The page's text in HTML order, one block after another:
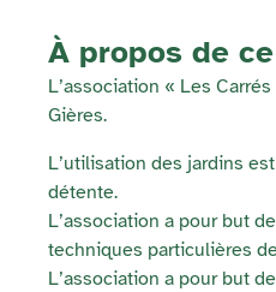
À propos de
L’association « Les
Gières.
L’utilisation des jardins
détente.
L’association a pour but
techniques particulières
L’association a pour but